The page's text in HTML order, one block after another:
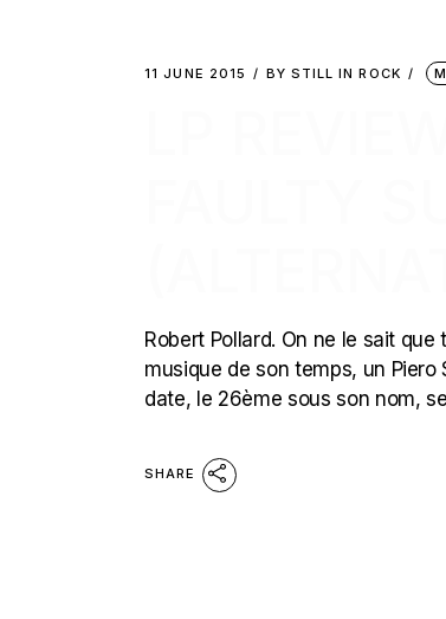
11 JUNE 2015 BY STILL IN ROCK
Robert Pollard. On ne le sait
musique de son temps, un
date, le 26ème sous son nom,
SHARE